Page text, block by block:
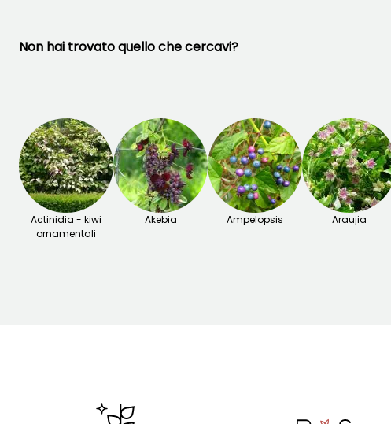
Non hai trovato quello che cercavi?
Actinidia - kiwi
ornamentali
Akebia Ampelopsis Araujia